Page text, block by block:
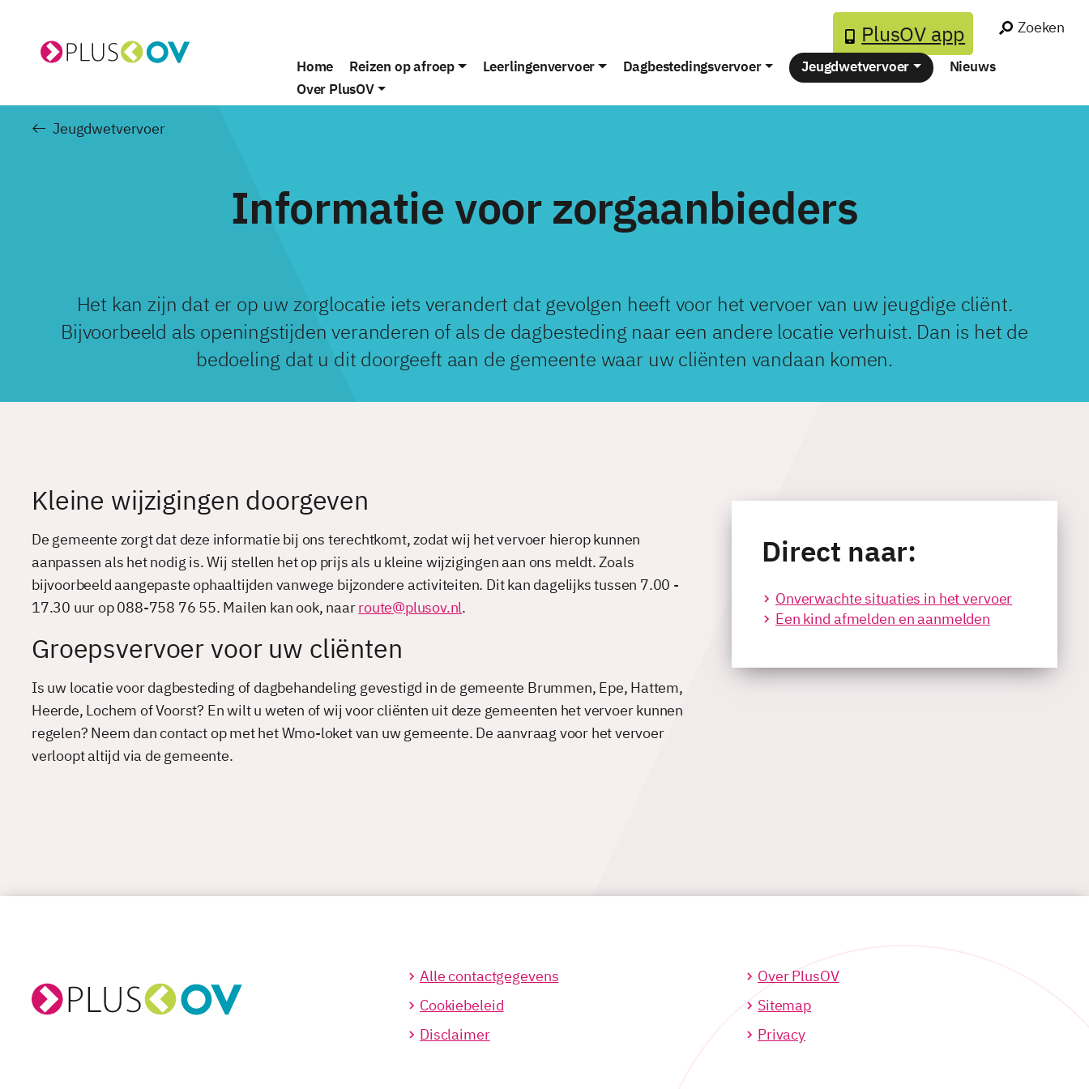
De website van PlusOV
PlusOV app Zoeken
Home Reizen op afroep Leerlingenvervoer Dagbestedingsvervoer Jeugdwetvervoer
Nieuws
Over PlusOV
Jeugdwetvervoer
Informatie voor zorgaanbieders
Het kan zijn dat er op uw zorglocatie iets verandert dat gevolgen heeft voor het vervoer van uw jeugdige cliënt.
Bijvoorbeeld als openingstijden veranderen of als de dagbesteding naar een andere locatie verhuist. Dan is het de
bedoeling dat u dit doorgeeft aan de gemeente waar uw cliënten vandaan komen.
Kleine wijzigingen doorgeven
De gemeente zorgt dat deze informatie bij ons terechtkomt, zodat wij het vervoer hierop kunnen
aanpassen als het nodig is. Wij stellen het op prijs als u kleine wijzigingen aan ons meldt. Zoals
bijvoorbeeld aangepaste ophaaltijden vanwege bijzondere activiteiten. Dit kan dagelijks tussen 7.00 -
17.30 uur op 088-758 76 55. Mailen kan ook, naarroute@plusov.nl.
Groepsvervoer voor uw cliënten
Is uw locatie voor dagbesteding of dagbehandeling gevestigd in de gemeente Brummen, Epe, Hattem,
Heerde, Lochem of Voorst? En wilt u weten of wij voor cliënten uit deze gemeenten het vervoer kunnen
regelen? Neem dan contact op met het Wmo-loket van uw gemeente. De aanvraag voor het vervoer
verloopt altijd via de gemeente.
Direct naar:
Onverwachte situaties in het vervoer
Een kind afmelden en aanmelden
Alle contactgegevens
Over PlusOV
Cookiebeleid
Sitemap
Disclaimer
Privacy